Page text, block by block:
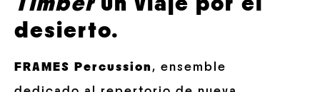
desierto.
FRAMES Percussion , ensemble